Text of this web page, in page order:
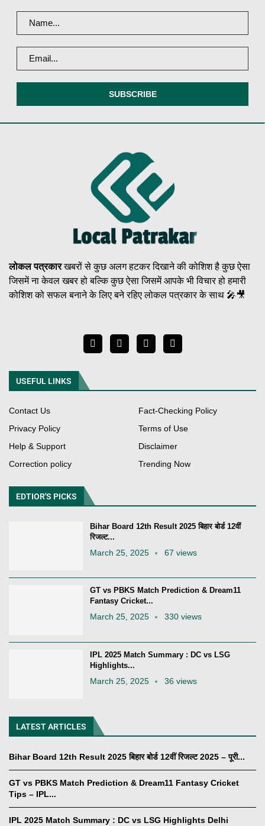
लोकल पत्रकारखबरों से कुछ अलग हटकर दिखाने की कोशिश है कुछ ऐसा
जिसमें ना केवल खबर हो बल्कि कुछ ऐसा जिसमें आपके भी विचार हो हमारी
कोशिश को सफल बनाने के लिए बने रहिए लोकल पत्रकार के साथ 🎤🎥
USEFUL LINKS
Contact Us
Fact-Checking Policy
Privacy Policy
Terms of Use
Help & Support
Disclaimer
Correction policy
Trending Now
EDTIOR'S PICKS
Bihar Board 12th Result 2025 बिहार बोर्ड 12वीं
रिजल्ट...
March 25, 2025 67 views
GT vs PBKS Match Prediction & Dream11
Fantasy Cricket...
March 25, 2025 330 views
IPL 2025 Match Summary : DC vs LSG
Highlights...
March 25, 2025 36 views
LATEST ARTICLES
Bihar Board 12th Result 2025 बिहार बोर्ड 12वीं रिजल्ट 2025 – पूरी...
GT vs PBKS Match Prediction & Dream11 Fantasy Cricket
Tips – IPL...
IPL 2025 Match Summary : DC vs LSG Highlights Delhi